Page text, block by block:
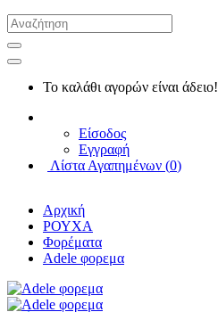
Το καλάθι αγορών είναι άδειο!
Είσοδος
Εγγραφή
Λίστα Αγαπημένων (0)
Αρχική
ΡΟΥΧΑ
Φορέματα
Adele φορεμα